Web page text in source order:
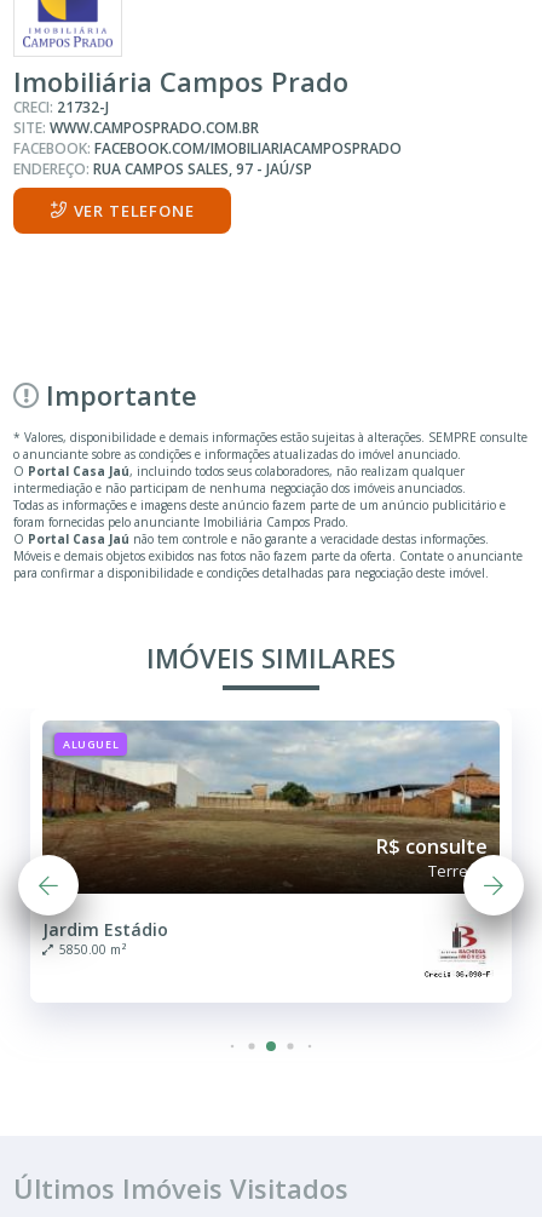
Imobiliária Campos Prado
CRECI: 21732-J
SITE:WWW.CAMPOSPRADO.COM.BR
FACEBOOK:FACEBOOK.COM/IMOBILIARIACAMPOSPRADO
ENDEREÇO:RUA CAMPOS SALES, 97 - JAÚ/SP
VER TELEFONE
Importante
* Valores, disponibilidade e demais informações estão sujeitas à alterações. SEMPRE consulte
o anunciante sobre as condições e informações atualizadas do imóvel anunciado.
O Portal Casa Jaú, incluindo todos seus colaboradores, não realizam qualquer
intermediação e não participam de nenhuma negociação dos imóveis anunciados.
Todas as informações e imagens deste anúncio fazem parte de um anúncio publicitário e
foram fornecidas pelo anunciante Imobiliária Campos Prado.
O Portal Casa Jaú não tem controle e não garante a veracidade destas informações.
Móveis e demais objetos exibidos nas fotos não fazem parte da oferta. Contate o anunciante
para confirmar a disponibilidade e condições detalhadas para negociação deste imóvel.
IMÓVEIS SIMILARES
ALUGUEL
R$ consulte
Terreno
Jardim Estádio
5850.00 m²
Últimos Imóveis Visitados